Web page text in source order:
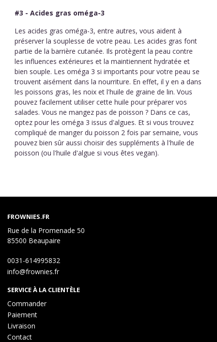
#3 - Acides gras oméga-3
Les acides gras oméga-3, entre autres, vous aident à
préserver la souplesse de votre peau. Les acides gras font
partie de la barrière cutanée. Ils protègent la peau contre
les influences extérieures et la maintiennent hydratée et
bien souple. Les oméga 3 si importants pour votre peau se
trouvent aisément dans la nourriture. En effet, il y en a dans
les poissons gras, les noix et l'huile de graine de lin. Vous
pouvez facilement utiliser cette huile pour préparer vos
salades. Vous ne mangez pas de poisson ? Dans ce cas,
optez pour les oméga 3 issus d'algues. Et si vous trouvez
compliqué de manger du poisson 2 fois par semaine, vous
pouvez bien sûr aussi choisir des suppléments à l'huile de
poisson (ou l'huile d'algue si vous êtes vegan).
FROWNIES.FR
Rue de la Promenade 50
85500 Beaupaire
0031-614995832
info@frownies.fr
SERVICE À LA CLIENTÈLE
Commander
Paiement
Livraison
Contact